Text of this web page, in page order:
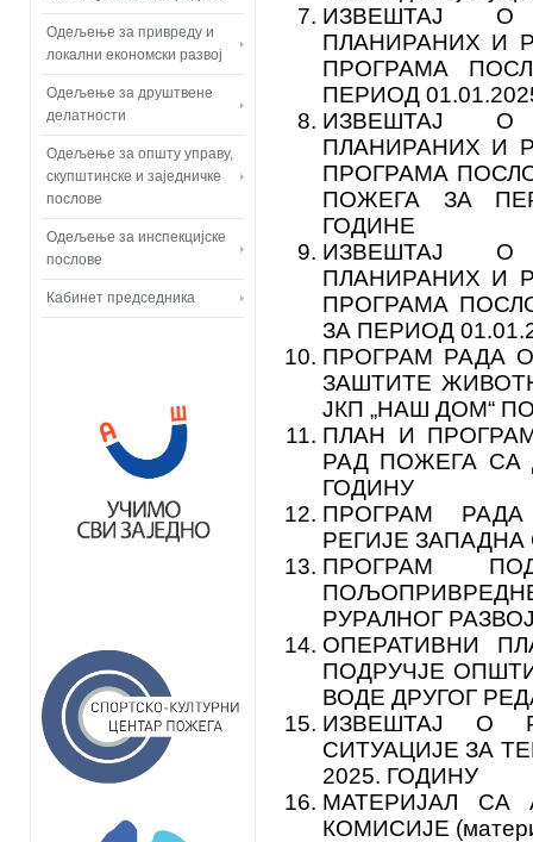
Одељење за привреду и
локални економски развој
Одељење за друштвене
делатности
Одељење за општу управу,
скупштинске и заједничке
послове
Одељење за инспекцијске
послове
Кабинет председника
ИЗВЕШТАЈ О
ПЛАНИРАНИХ И
ПРОГРАМА
ПЕРИОД
ИЗВЕШТАЈ О
ПЛАНИРАНИХ И
ПРОГРАМА
ПОЖЕГА ЗА
ГОДИНЕ
ИЗВЕШТАЈ О
ПЛАНИРАНИХ И
ПРОГРАМА
ЗА ПЕРИОД
ПРОГРАМ РАДА
ЗАШТИТЕ
ЈКП „НАШ ДОМ“
ПЛАН И
РАД ПОЖЕГА СА
ГОДИНУ
ПРОГРАМ РАДА
РЕГИЈЕ ЗАПАДНА
ПРОГРАМ
РУРАЛНОГ
ОПЕРАТИВНИ
ПОДРУЧЈЕ
ВОДЕ ДРУГОГ
ИЗВЕШТАЈ О
СИТУАЦИЈЕ ЗА
2025. ГОДИНУ
МАТЕРИЈАЛ СА
КОМИСИЈЕ